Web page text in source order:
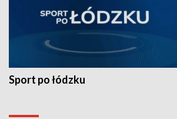
Sport po łódzku